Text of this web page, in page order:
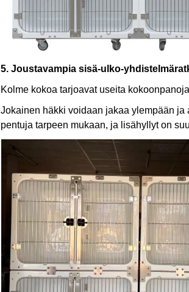
5. Joustavampia sisä-ulko-
Kolme kokoa tarjoavat useita
Jokainen häkki voidaan jakaa ylempään
pentuja tarpeen mukaan, ja lisähyllyt on